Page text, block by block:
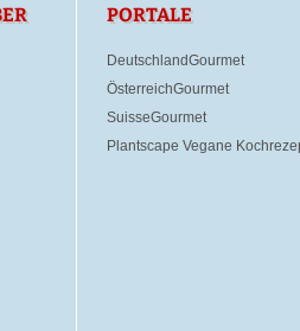
PORTALE
DeutschlandGourmet
ÖsterreichGourmet
SuisseGourmet
Plantscape Vegane